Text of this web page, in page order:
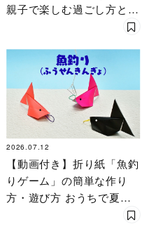
親子で楽しむ過ごし方と子
2026.07.12
【動画付き】折り紙「魚釣
りゲーム」の簡単な作り
方・遊び方 おうちで夏祭